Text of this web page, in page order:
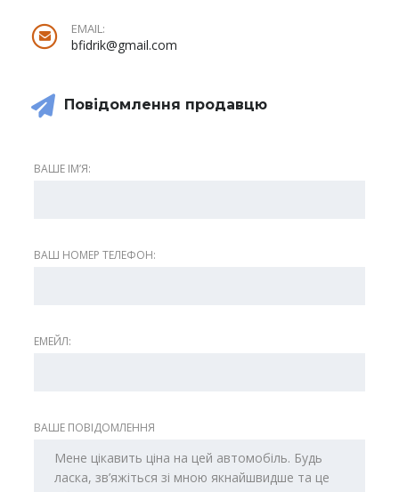
EMAIL:
bfidrik@gmail.com
Повідомлення продавцю
ВАШЕ ІМʼЯ:
ВАШ НОМЕР ТЕЛЕФОН:
ЕМЕЙЛ:
ВАШЕ ПОВІДОМЛЕННЯ